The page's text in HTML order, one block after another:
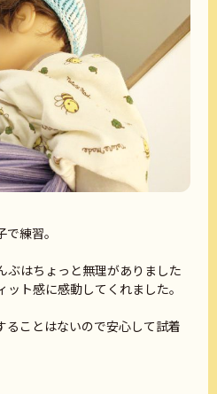
練習。
ぶはちょっと無理がありました
ト感に感動してくれました。
ることはないので安心して試着